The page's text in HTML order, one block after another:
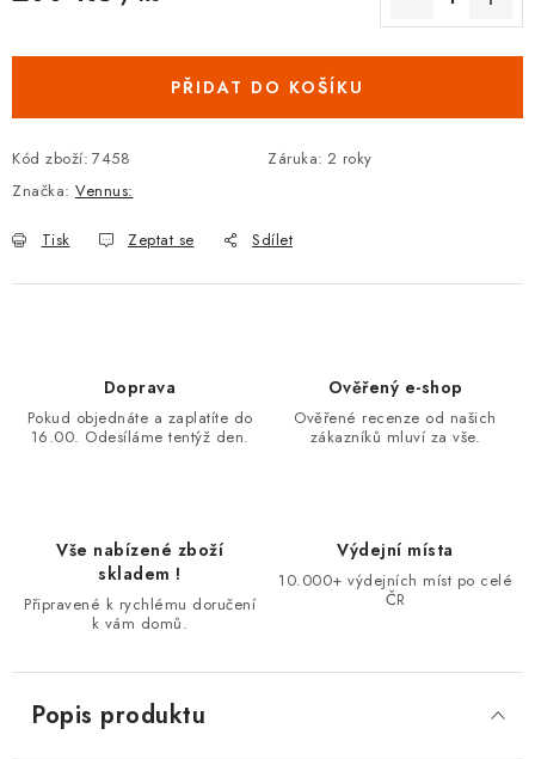
PŘIDAT DO KOŠÍKU
Kód zboží: 7458 Záruka: 2 roky
Značka: Vennus:
Tisk Zeptat se Sdílet
Doprava
Pokud objednáte a zaplatíte do
16.00. Odesíláme tentýž den.
Ověřený e-shop
Ověřené recenze od našich
zákazníků mluví za vše.
Vše nabízené zboží
skladem !
Připravené k rychlému doručení
k vám domů.
Výdejní místa
10.000+ výdejních míst po celé
ČR
Popis produktu